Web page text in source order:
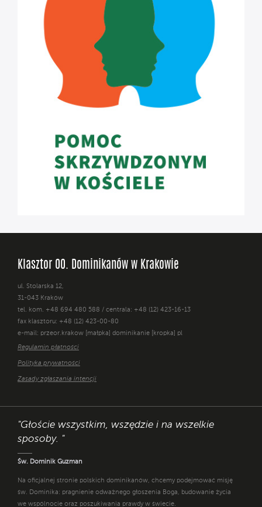
Klasztor OO. Dominikanów w Krakowie
ul. Stolarska 12,
31-043 Kraków
tel. kom. +48 694 480 588 / centrala: +48 (12) 423-16-13
fax klasztoru: +48 (12) 423-00-80
e-mail: przeor.krakow [małpka] dominikanie [kropka] pl
Regulamin płatności
Polityka prywatności
Zasady zgłaszania intencji
"Głoście wszystkim, wszędzie i na wszelkie
sposoby. "
Św. Dominik Guzman
Na oficjalnej stronie polskich dominikanów, chcemy podejmować misję
św. Dominika: pragnienie odważnego głoszenia Boga, budowanie życia
we wspólnocie oraz poszukiwania prawdy w świecie.